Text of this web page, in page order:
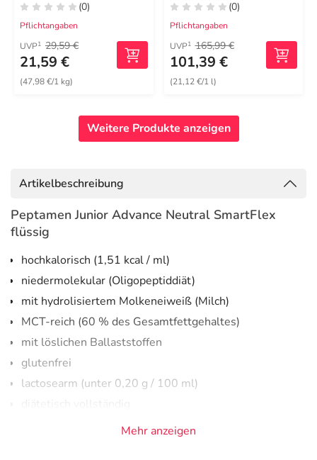
(0)
Pflichtangaben
UVP1 29,59 €
21,59 €
(47,98 €/1 kg)
(0)
Pflichtangaben
UVP1 165,99 €
101,39 €
(21,12 €/1 l)
Weitere Produkte anzeigen
Artikelbeschreibung
Peptamen Junior Advance Neutral SmartFlex
flüssig
hochkalorisch (1,51 kcal / ml)
niedermolekular (Oligopeptiddiät)
mit hydrolisiertem Molkeneiweiß (Milch)
MCT-reich (60 % des Gesamtfettgehaltes)
mit löslichen Ballaststoffen
glutenfrei
lactosearm (unter 0,20 g / 100 ml)
Zum Diätmanagement bei bestehender
Mehr anzeigen